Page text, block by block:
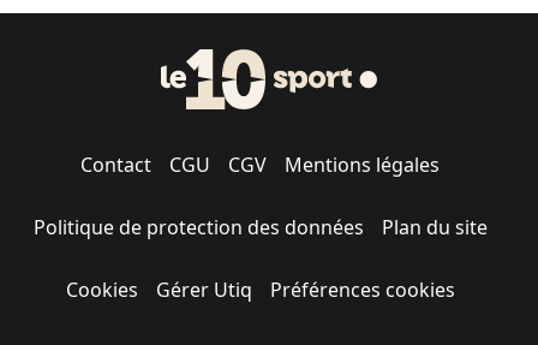
Contact CGU CGV Mentions légales
Politique de protection des données Plan du site
Cookies Gérer Utiq Préférences cookies